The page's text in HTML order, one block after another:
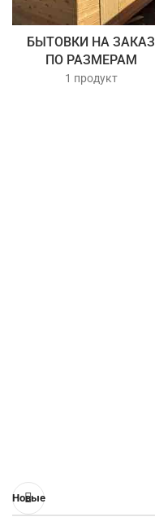
БЫТОВКИ НА ЗАКАЗ
ПО РАЗМЕРАМ
1 продукт
Новые